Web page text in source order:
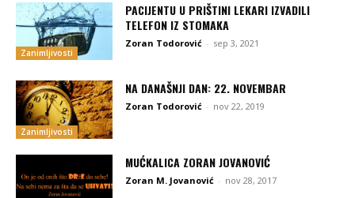
Zanimljivosti
PACIJENTU U PRIŠTINI LEKARI IZVADILI
TELEFON IZ STOMAKA
Zoran Todorović - sep 3, 2021
Zanimljivosti
NA DANAŠNJI DAN: 22. NOVEMBAR
Zoran Todorović - nov 22, 2019
MUĆKALICA ZORAN JOVANOVIĆ
Zoran M. Jovanović - nov 28, 2017